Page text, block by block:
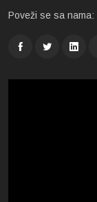
Poveži se sa nama: